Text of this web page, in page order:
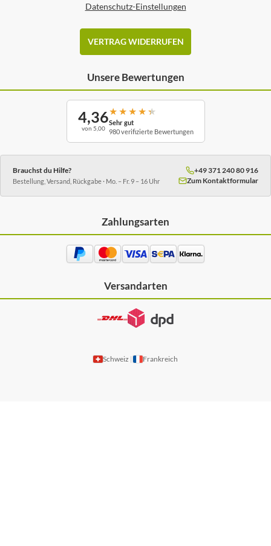
Datenschutz-Einstellungen
VERTRAG WIDERRUFEN
Unsere Bewertungen
4,36
von 5,00
★ ★ ★ ★ ★
Sehr gut
980 verifizierte Bewertungen
Brauchst du Hilfe?
Bestellung, Versand, Rückgabe · Mo. – Fr. 9 – 16 Uhr
+49 371 240 80 916
Zum Kontaktformular
Zahlungsarten
Versandarten
Schweiz Frankreich